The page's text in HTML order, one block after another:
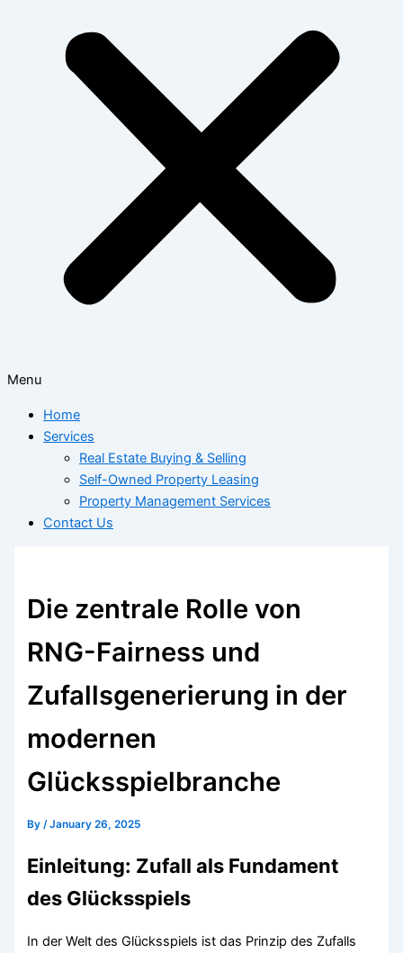
Menu
Home
Services
Real Estate Buying & Selling
Self-Owned Property Leasing
Property Management Services
Contact Us
Die zentrale Rolle von
RNG-Fairness und
Zufallsgenerierung in der
modernen
Glücksspielbranche
By/January 26, 2025
Einleitung: Zufall als Fundament
des Glücksspiels
In der Welt des Glücksspiels ist das Prinzip des Zufalls